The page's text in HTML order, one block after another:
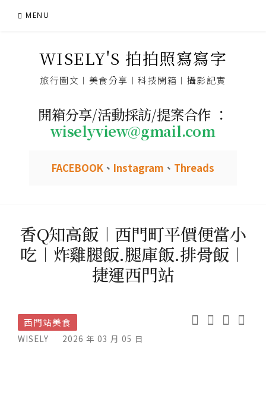
MENU
WISELY'S 拍拍照寫寫字
旅行圖文︱美食分享︱科技開箱︱攝影記實
開箱分享/活動採訪/提案合作 ：
wiselyview@gmail.com
FACEBOOK 、 Instagram 、 Threads
香Q知高飯︱西門町平價便當小
吃︱炸雞腿飯.腿庫飯.排骨飯︱
捷運西門站
西門站美食
WISELY 2026 年 03 月 05 日